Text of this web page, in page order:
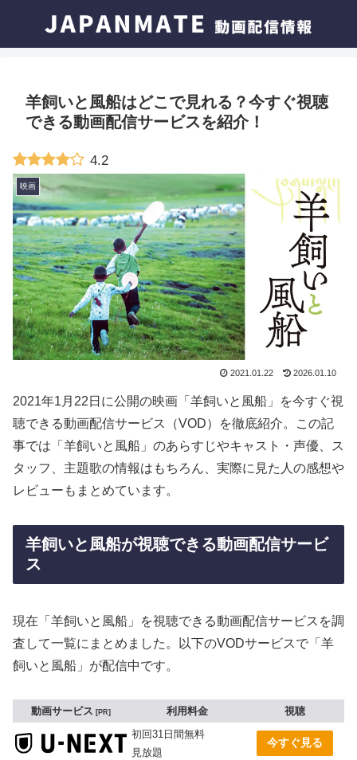
羊飼いと風船はどこで見れる？今すぐ視聴
できる動画配信サービスを紹介！
4.2
映画
2021.01.22 2026.01.10
2021年1月22日に公開の映画「羊飼いと風船」を今すぐ視
聴できる動画配信サービス（VOD）を徹底紹介。この記
事では「羊飼いと風船」のあらすじやキャスト・声優、ス
タッフ、主題歌の情報はもちろん、実際に見た人の感想や
レビューもまとめています。
羊飼いと風船が視聴できる動画配信サービ
ス
現在「羊飼いと風船」を視聴できる動画配信サービスを調
査して一覧にまとめました。以下のVODサービスで「羊
飼いと風船」が配信中です。
動画サービス PR 利用料金
視聴
初回31日間無料
見放題
今すぐ見る